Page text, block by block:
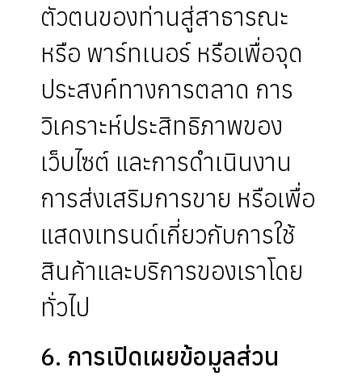
ตัวตนของท่านสู่สาธารณะ
หรือ พาร์ทเนอร์ หรือเพื่อจุด
ประสงค์ทางการตลาด การ
วิเคราะห์ประสิทธิภาพของ
เว็บไซต์ และการดำเนินงาน
การส่งเสริมการขาย หรือเพื่อ
แสดงเทรนด์เกี่ยวกับการใช้
สินค้าและบริการของเราโดย
ทั่วไป
6. การเปิดเผยข้อมูลส่วน